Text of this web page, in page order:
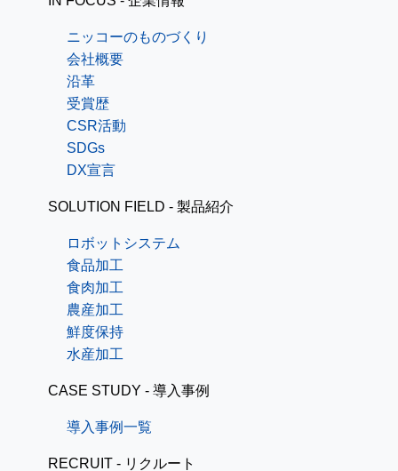
ニッコーのものづくり
会社概要
沿革
受賞歴
CSR活動
SDGs
DX宣言
SOLUTION FIELD - 製品紹介
ロボットシステム
食品加工
食肉加工
農産加工
鮮度保持
水産加工
CASE STUDY - 導入事例
導入事例一覧
RECRUIT - リクルート